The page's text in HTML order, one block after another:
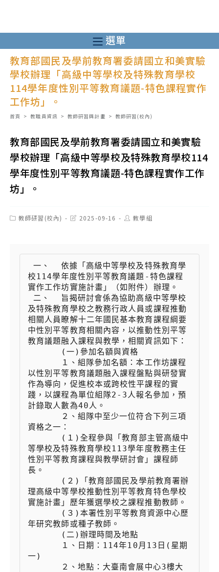
至
主
要
內
選單
教育部國民及學前教育署委請國立和美實驗
學校辦理「高級中等學校及特殊教育學校
114學年度性別平等教育議題-特色課程實作
工作坊」。
首頁 > 教職員資訊 > 教師研習與計畫 > 教師研習(校內)
教育部國民及學前教育署委請國立和美實驗
學校辦理「高級中等學校及特殊教育學校114
學年度性別平等教育議題-特色課程實作工作
坊」。
Post教師研習(校內)
Post2025-09-16
Post教學組
一、  依據「高級中等學校及特殊教育學
校114學年度性別平等教育議題-特色課程
實作工作坊實施計畫」（如附件）辦理。
及特殊教育學校之教務行政人員或課程推動
相關人員瞭解十二年國民基本教育課程綱要
中性別平等教育相關內容，以推動性別平等
教育議題融入課程與教學，相關資訊如下：
以性別平等教育議題融入課程盤點與研發實
作為導向，促進校本或跨校性平課程的實
踐，以課程為單位組隊2-3人報名參加，預
計錄取人數為40人。
資格之一：
等學校及特殊教育學校113學年度教務主任
性別平等教育課程與教學研討會」課程師
長。
理高級中等學校推動性別平等教育特色學校
實施計畫」歷年獲選學校之課程推動教師。
年研究教師或種子教師。
一)